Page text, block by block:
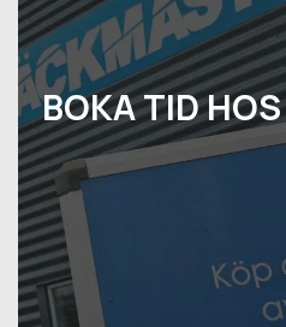
BOKA TID